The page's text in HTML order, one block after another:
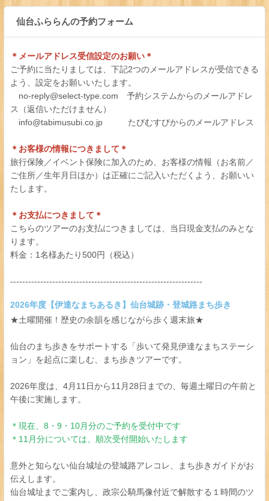
仙台ふららんの予約フォーム
＊メールアドレス受信設定のお願い＊
ご予約に当たりましては、下記2つのメールアドレスが受信できる
よう、設定をお願いいたします。
no-reply@select-type.com 予約システムからのメールアドレ
ス（返信いただけません）
info@tabimusubi.co.jp たびむすびからのメールアドレス
＊お客様の情報につきまして＊
旅行保険／イベント保険に加入のため、お客様の情報（お名前／
ご住所／生年月日ほか）は正確にご記入いただくよう、お願いい
たします。
＊お支払につきまして＊
こちらのツアーのお支払につきましては、当日現金支払のみとな
ります。
料金：1名様あたり500円（税込）
----------------------------------------------------------------
2026年度【伊達なまちあるき】仙台城跡・登城路まち歩き
★土曜開催！歴史の余韻を感じながら歩く週末旅★
仙台のまち歩きをサポートする「歩いて発見伊達なまちステーシ
ョン」を起点に楽しむ、まち歩きツアーです。
2026年度は、4月11日から11月28日までの、毎週土曜日の午前と
午後に実施します。
＊現在、8・9・10月分のご予約を受付中です
＊11月分については、順次受付開始いたします
意外と知らない仙台城址の登城路アレコレ、まち歩きガイドがお
伝えします。
仙台城址までご案内し、政宗公騎馬像付近で解散する１時間のツ